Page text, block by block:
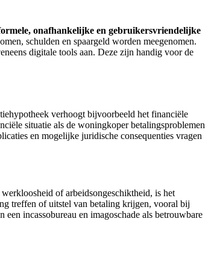
onafhankelijke en gebruikersvriendelijke
schulden en spaargeld worden meegenomen.
digitale tools aan. Deze zijn handig voor de
verhoogt bijvoorbeeld het financiële
situatie als de woningkoper betalingsproblemen
en mogelijke juridische consequenties vragen
of arbeidsongeschiktheid, is het
treffen of uitstel van betaling krijgen, vooral bij
incassobureau en imagoschade als betrouwbare